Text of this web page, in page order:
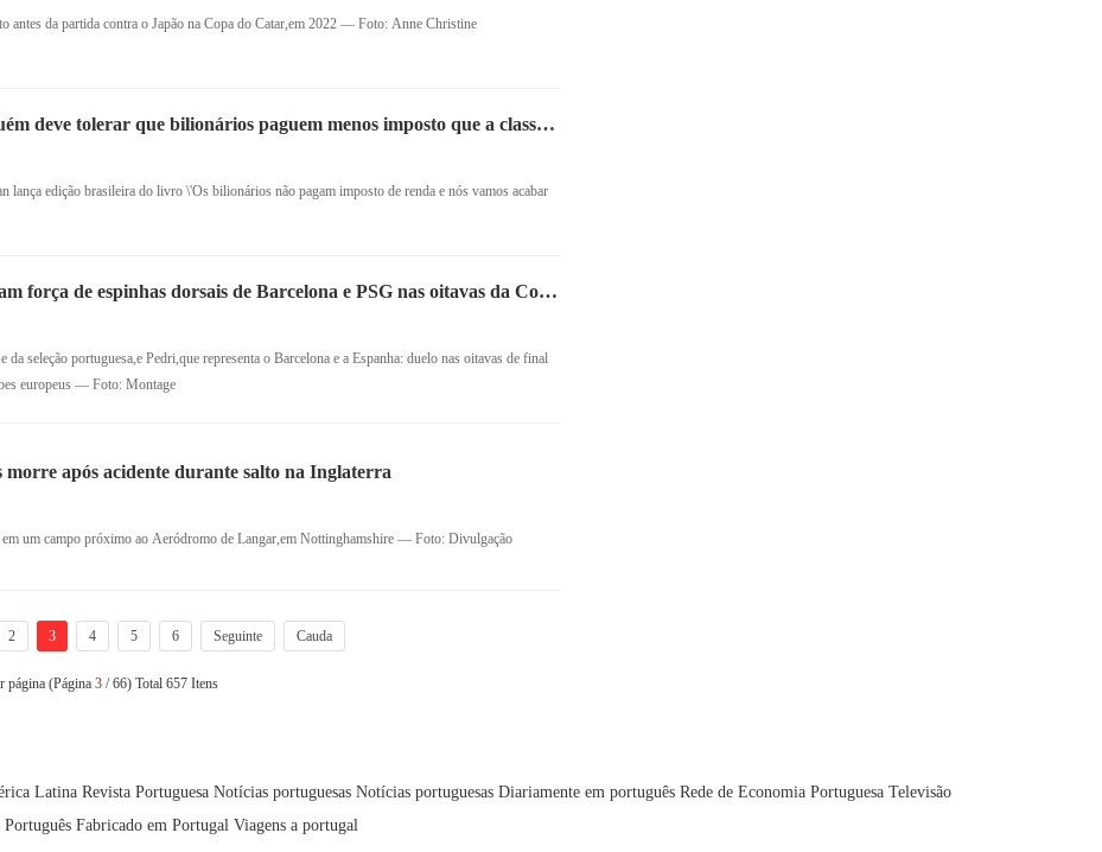
antes da partida contra o Japão na Copa do Catar,em 2022 — Foto: Anne Christine
deve tolerar que bilionários paguem menos imposto que a classe
que quer taxar super-ricos
lança edição brasileira do livro \'Os bilionários não pagam imposto de renda e nós vamos acabar
força de espinhas dorsais de Barcelona e PSG nas oitavas da Copa
da seleção portuguesa,e Pedri,que representa o Barcelona e a Espanha: duelo nas oitavas de final
europeus — Foto: Montage
morre após acidente durante salto na Inglaterra
em um campo próximo ao Aeródromo de Langar,em Nottinghamshire — Foto: Divulgação
2 3 4 5 6 Seguinte Cauda
página (Página 3/ 66) Total 657 Itens
Latina Revista Portuguesa Notícias portuguesas Notícias portuguesas Diariamente em português Rede de Economia Portuguesa Televisão
Fabricado em Portugal Viagens a portugal